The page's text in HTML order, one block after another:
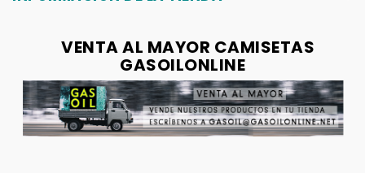
VENTA AL MAYOR CAMISETAS
GASOILONLINE